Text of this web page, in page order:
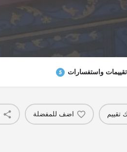
تقييمات واستفسارات 5
تقييم اضف للمفضلة